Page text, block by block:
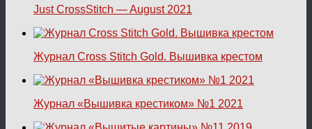
Just CrossStitch — August 2021
Журнал Cross Stitch Gold. Вышивка крестом
Журнал «Вышивка крестиком» №1 2021